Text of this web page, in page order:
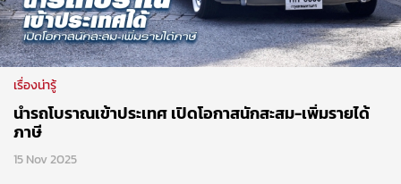
เรื่องน่ารู้
นำรถโบราณเข้าประเทศ เปิดโอกาสนักสะสม-เพิ่มรายได้
ภาษี
15 Nov 2025